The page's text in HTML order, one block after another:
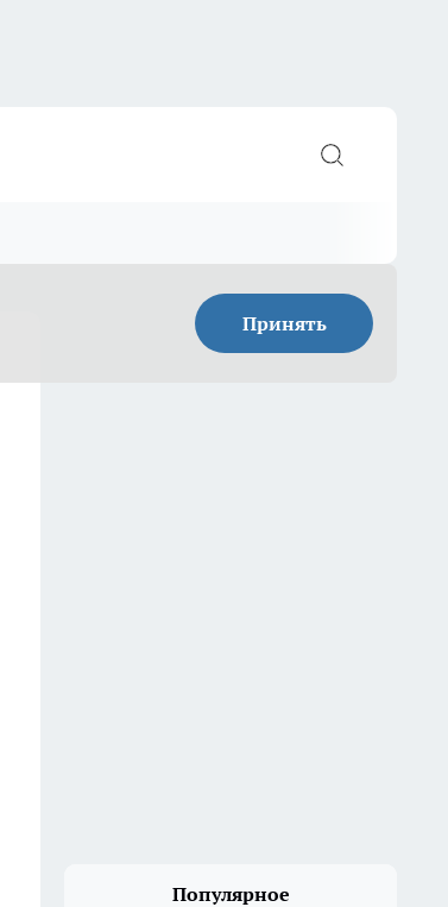
Принять
Популярное